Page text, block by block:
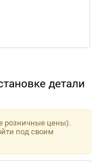
детали
розничные цены).
под своим